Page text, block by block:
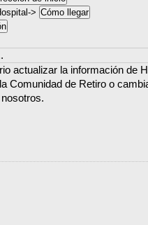
>
actualizar la información de
Comunidad de Retiro o